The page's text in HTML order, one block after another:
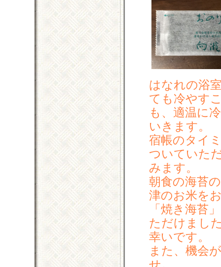
はなれの浴
ても冷やす
も、適温に
いきます。
宿帳のタイ
ついていた
みます。
朝食の海苔
津のお米を
「焼き海苔
ただけまし
幸いです。
また、機会